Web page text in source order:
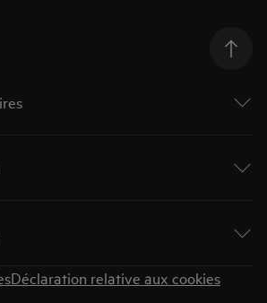
d'emploi
Déclaration relative aux cookies